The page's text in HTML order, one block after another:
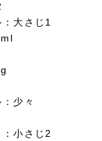
大さじ1
少々
小さじ2